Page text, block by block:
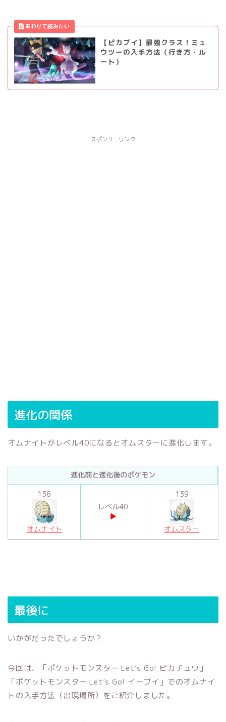
【ピカブイ】最強クラス！ミュ
ウツーの入手方法（行き方・ル
ート）
スポンサーリンク
進化の関係
オムナイトがレベル40になるとオムスターに進化します。
進化前と進化後のポケモン
138
オムナイト
レベル40
▶︎
139
オムスター
最後に
いかがだったでしょうか？
今回は、「ポケットモンスター Let’s Go! ピカチュウ」
「ポケットモンスター Let’s Go! イーブイ」でのオムナイ
トの入手方法（出現場所）をご紹介しました。